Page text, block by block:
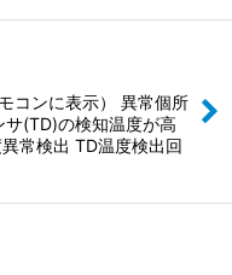
コンに表示） 異常個所
(TD)の検知温度が高
常検出 TD温度検出回